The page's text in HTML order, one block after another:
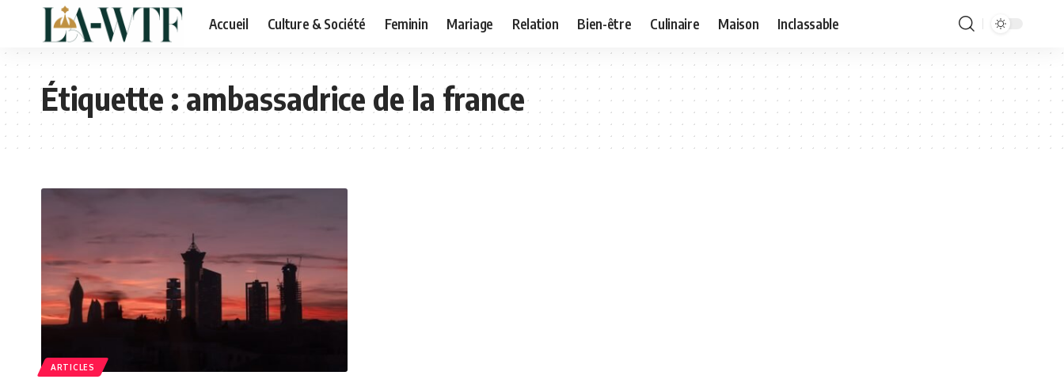
Accueil Culture & Société Feminin Mariage Relation Bien-être Culinaire Maison Inclassable
Étiquette :ambassadrice de la france
ARTICLES